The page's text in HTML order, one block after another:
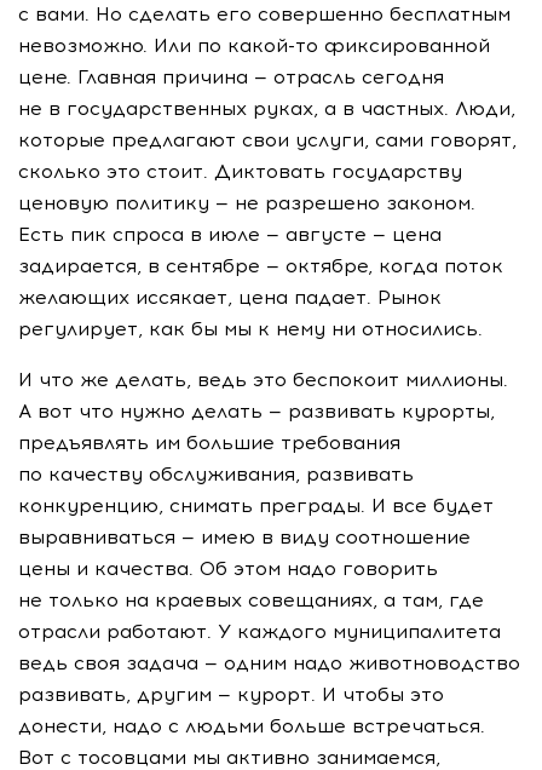
с вами. Но сделать его совершенно бесплатным
невозможно. Или по какой-то фиксированной
цене. Главная причина — отрасль сегодня
не в государственных руках, а в частных. Люди,
которые предлагают свои услуги, сами говорят,
сколько это стоит. Диктовать государству
ценовую политику — не разрешено законом.
Есть пик спроса в июле — августе — цена
задирается, в сентябре — октябре, когда поток
желающих иссякает, цена падает. Рынок
регулирует, как бы мы к нему ни относились.
И что же делать, ведь это беспокоит миллионы.
А вот что нужно делать — развивать курорты,
предъявлять им большие требования
по качеству обслуживания, развивать
конкуренцию, снимать преграды. И все будет
выравниваться — имею в виду соотношение
цены и качества. Об этом надо говорить
не только на краевых совещаниях, а там, где
отрасли работают. У каждого муниципалитета
ведь своя задача — одним надо животноводство
развивать, другим — курорт. И чтобы это
донести, надо с людьми больше встречаться.
Вот с тосовцами мы активно занимаемся,